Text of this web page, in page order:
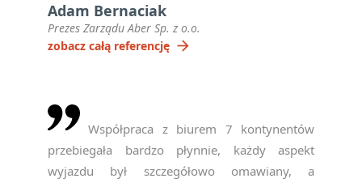
Adam Bernaciak
Prezes Zarządu Aber Sp. z o.o.
zobacz całą referencję arrow_forward
Współpraca z biurem 7 kontynentów
przebiegała bardzo płynnie, każdy aspekt
wyjazdu był szczegółowo omawiany, a